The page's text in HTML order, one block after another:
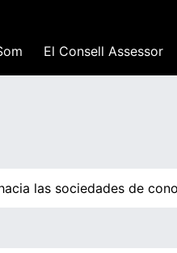
El Consell Assessor
las sociedades de